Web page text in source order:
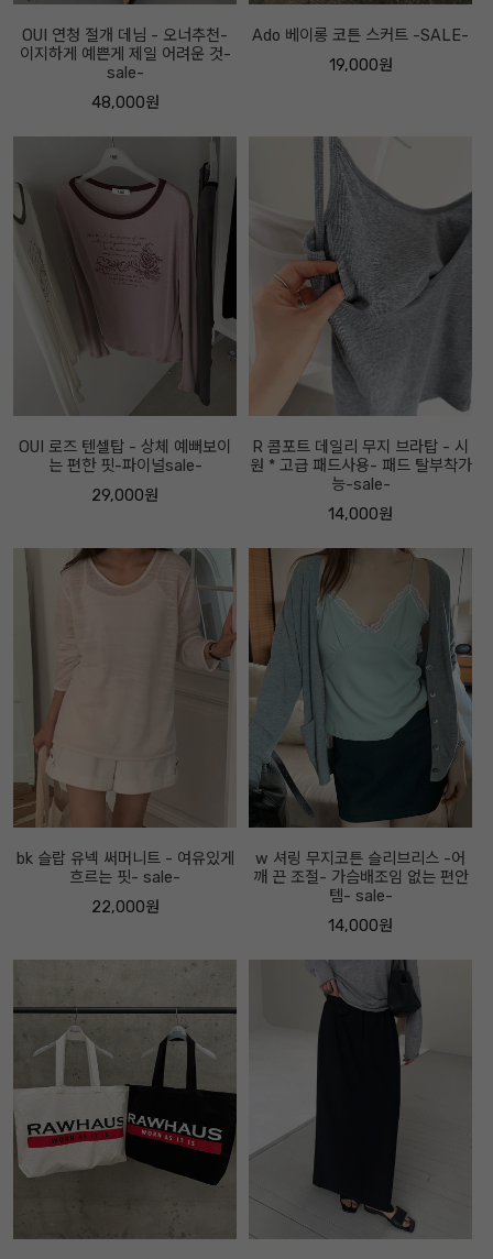
OUI 연청 절개 데님 - 오너추천-
이지하게 예쁜게 제일 어려운 것-
sale-
48,000원
Ado 베이롱 코튼 스커트 -SALE-
19,000원
OUI 로즈 텐셀탑 - 상체 예뻐보이
는 편한 핏-파이널sale-
29,000원
R 콤포트 데일리 무지 브라탑 - 시
원 * 고급 패드사용- 패드 탈부착가
능-sale-
14,000원
bk 슬랍 유넥 써머니트 - 여유있게
흐르는 핏- sale-
22,000원
w 셔링 무지코튼 슬리브리스 -어
깨 끈 조절- 가슴배조임 없는 편안
템- sale-
14,000원